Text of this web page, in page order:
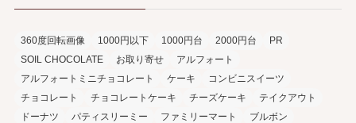
360度回転画像 1000円以下 1000円台 2000円台
PR
SOIL CHOCOLATE
お取り寄せ
アルフォート
アルフォートミニチョコレート
ケーキ
コンビニスイーツ
チョコレート
チョコレートケーキ チーズケーキ
テイクアウト
ドーナツ
パティスリーミー ファミリーマート
ブルボン